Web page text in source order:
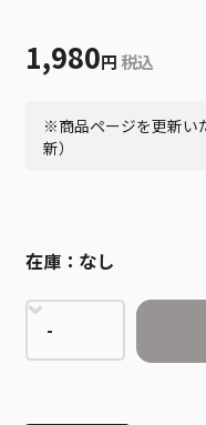
1,980円 税込
※商品ページを更新い
新）
在庫： なし